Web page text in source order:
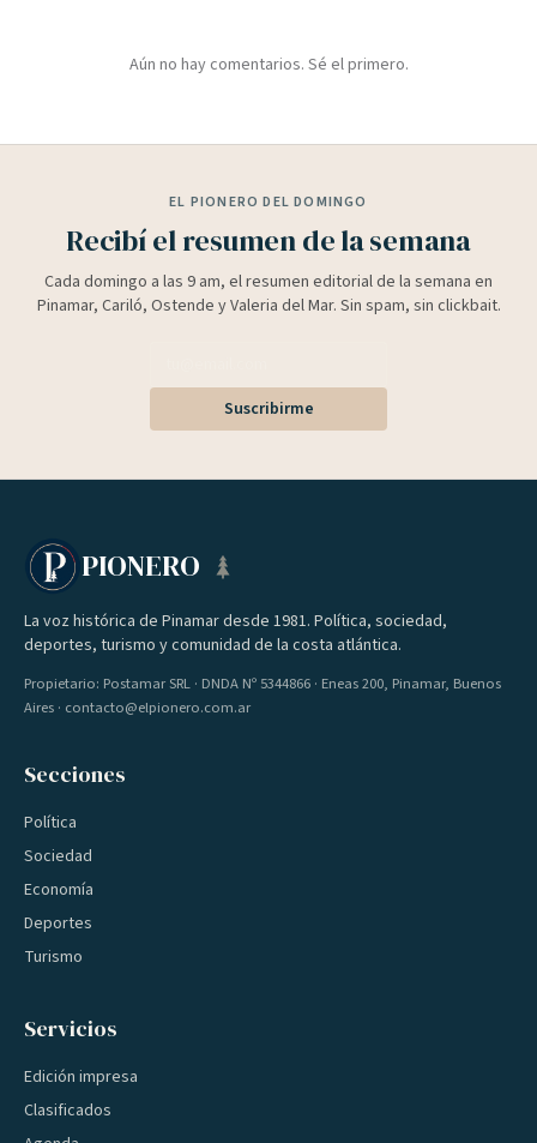
Aún no hay comentarios. Sé el primero.
EL PIONERO DEL DOMINGO
Recibí el resumen de la semana
Cada domingo a las 9 am, el resumen editorial de la semana en
Pinamar, Cariló, Ostende y Valeria del Mar. Sin spam, sin clickbait.
Suscribirme
PIONERO
La voz histórica de Pinamar desde 1981. Política, sociedad,
deportes, turismo y comunidad de la costa atlántica.
Propietario: Postamar SRL · DNDA Nº 5344866 · Eneas 200, Pinamar, Buenos
Aires · contacto@elpionero.com.ar
Secciones
Política
Sociedad
Economía
Deportes
Turismo
Servicios
Edición impresa
Clasificados